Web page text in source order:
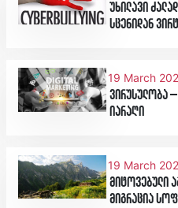
უხილავი
სცენიდან
19 March
ვირუსულობა
იარაღი
19 March
მიტოვებული
მიგრაცია